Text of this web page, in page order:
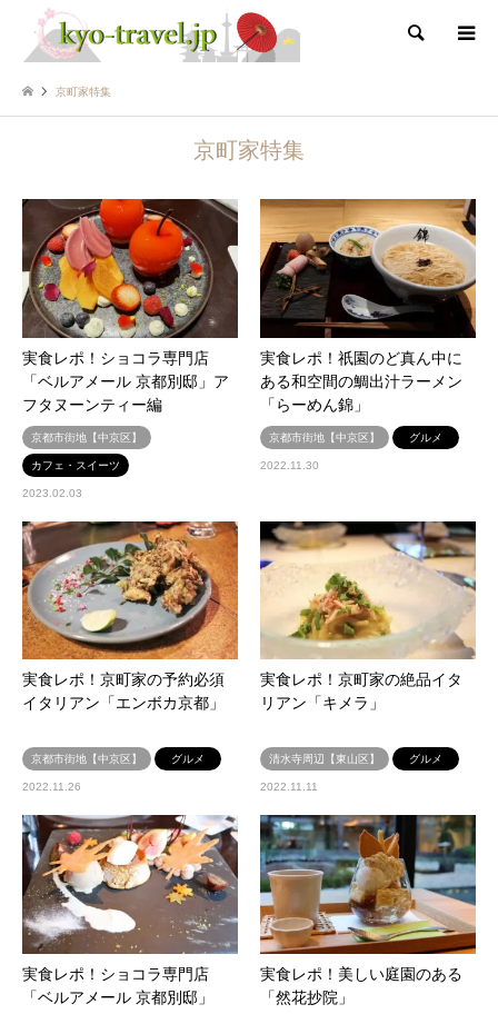
検索
京町家特集
京町家特集
実食レポ！ショコラ専門店
「ベルアメール 京都別邸」ア
フタヌーンティー編
京都市街地【中京区】
カフェ・スイーツ
2023.02.03
実食レポ！祇園のど真ん中に
ある和空間の鯛出汁ラーメン
「らーめん錦」
京都市街地【中京区】 グルメ
2022.11.30
実食レポ！京町家の予約必須
イタリアン「エンボカ京都」
京都市街地【中京区】 グルメ
2022.11.26
実食レポ！京町家の絶品イタ
リアン「キメラ」
清水寺周辺【東山区】 グルメ
2022.11.11
実食レポ！ショコラ専門店
「ベルアメール 京都別邸」
実食レポ！美しい庭園のある
「然花抄院」